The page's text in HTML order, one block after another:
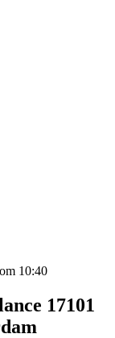
10:40
17101